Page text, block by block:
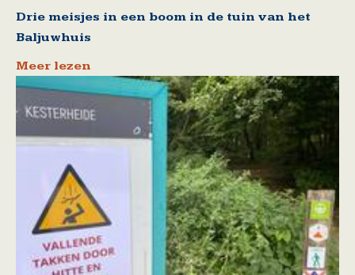
Drie meisjes in een boom in de tuin van het
Baljuwhuis
Meer lezen